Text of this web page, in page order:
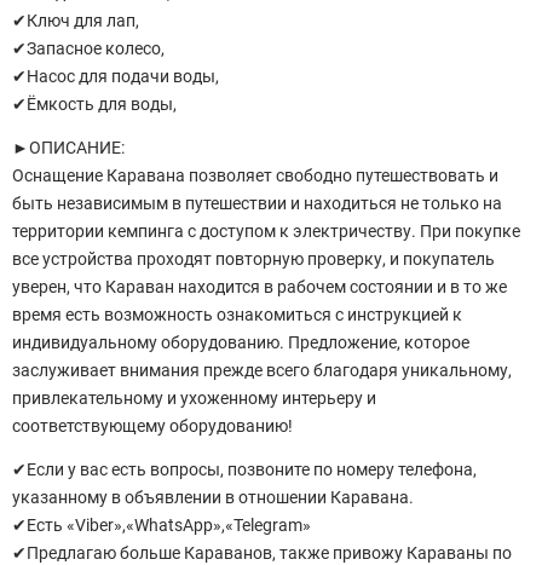
✔Ключ для лап,
✔Запасное колесо,
✔Насос для подачи воды,
✔Ёмкость для воды,
►ОПИСАНИЕ:
Оснащение Каравана позволяет свободно путешествовать и
быть независимым в путешествии и находиться не только на
территории кемпинга с доступом к электричеству. При покупке
все устройства проходят повторную проверку, и покупатель
уверен, что Караван находится в рабочем состоянии и в то же
время есть возможность ознакомиться с инструкцией к
индивидуальному оборудованию. Предложение, которое
заслуживает внимания прежде всего благодаря уникальному,
привлекательному и ухоженному интерьеру и
соответствующему оборудованию!
✔Если у вас есть вопросы, позвоните по номеру телефона,
указанному в объявлении в отношении Каравана.
✔Есть «Viber»,«WhatsApp»,«Telegram»
✔Предлагаю больше Караванов, также привожу Караваны по